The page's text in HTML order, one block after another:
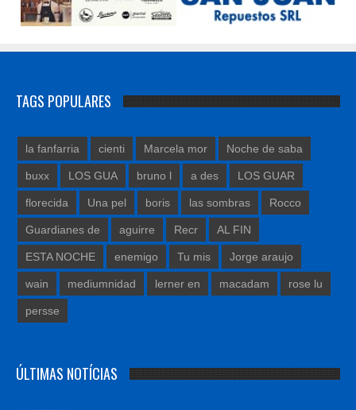
TAGS POPULARES
la fanfarria cienti Marcela mor Noche de saba
buxx LOS GUA bruno l a des LOS GUAR
florecida Una pel boris las sombras Rocco
Guardianes de aguirre Recr AL FIN
ESTA NOCHE enemigo Tu mis Jorge araujo
wain mediumnidad lerner en macadam rose lu
persse
ÚLTIMAS NOTÍCIAS